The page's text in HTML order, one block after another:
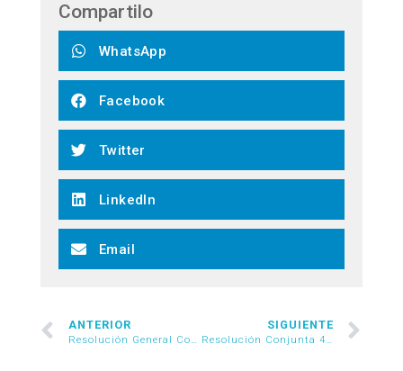
Compartilo
WhatsApp
Facebook
Twitter
LinkedIn
Email
ANTERIOR
Resolución General Conjunta 4527/2019
SIGUIENTE
Resolución Conjunta 46/2019